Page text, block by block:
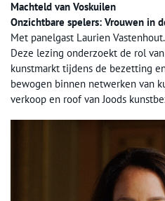
Machteld van Voskuilen
Onzichtbare spelers: Vrouwen in
Met panelgast Laurien Vastenhout.
Deze lezing onderzoekt de rol
kunstmarkt tijdens de bezetting
bewogen binnen netwerken van
verkoop en roof van Joods